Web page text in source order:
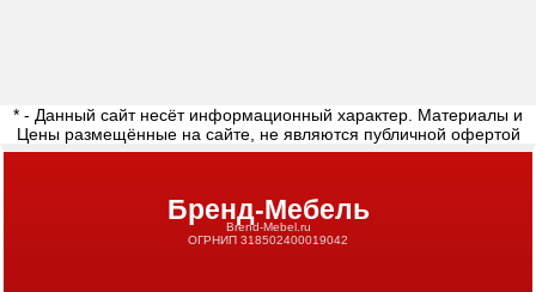
* - Данный сайт несёт информационный характер. Материалы и
Цены размещённые на сайте, не являются публичной офертой
Бренд-Мебель
Brend-Mebel.ru
ОГРНИП 318502400019042